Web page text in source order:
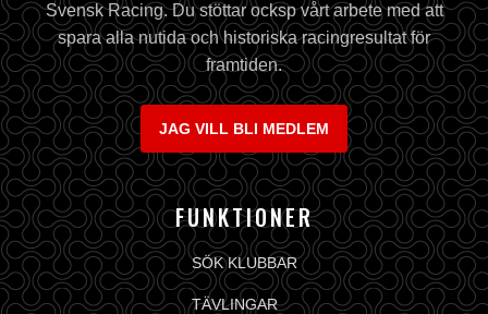
Svensk Racing. Du stöttar ocksp vårt arbete med att
spara alla nutida och historiska racingresultat för
framtiden.
JAG VILL BLI MEDLEM
FUNKTIONER
SÖK KLUBBAR
TÄVLINGAR